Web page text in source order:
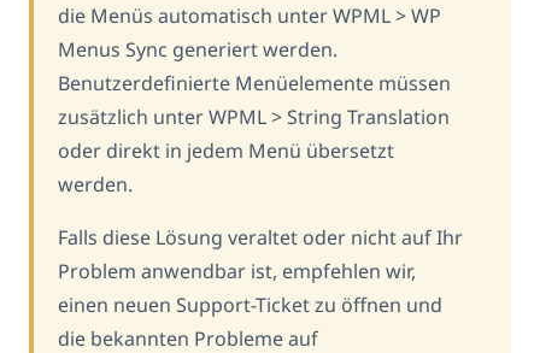
die Menüs automatisch unter WPML > WP
Menus Sync generiert werden.
Benutzerdefinierte Menüelemente müssen
zusätzlich unter WPML > String Translation
oder direkt in jedem Menü übersetzt
werden.
Falls diese Lösung veraltet oder nicht auf Ihr
Problem anwendbar ist, empfehlen wir,
einen neuen Support-Ticket zu öffnen und
die bekannten Probleme auf